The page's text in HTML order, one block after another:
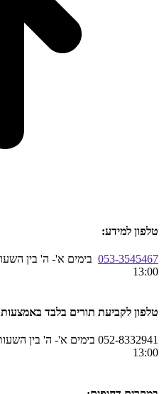
טלפון למידע:
053-3545467
13:00
טלפון לקביעת תורים בלבד באמצעות SMS :
13:00